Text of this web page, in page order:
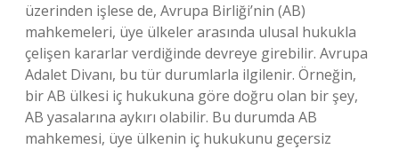
üzerinden işlese de, Avrupa Birliği’nin (AB)
mahkemeleri, üye ülkeler arasında ulusal hukukla
çelişen kararlar verdiğinde devreye girebilir. Avrupa
Adalet Divanı, bu tür durumlarla ilgilenir. Örneğin,
bir AB ülkesi iç hukukuna göre doğru olan bir şey,
AB yasalarına aykırı olabilir. Bu durumda AB
mahkemesi, üye ülkenin iç hukukunu geçersiz